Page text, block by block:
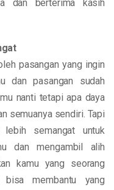
dan berterima kasih
pasangan yang ingin
dan pasangan sudah
nanti tetapi apa daya
semuanya sendiri. Tapi
semangat untuk
dan mengambil alih
kamu yang seorang
membantu yang